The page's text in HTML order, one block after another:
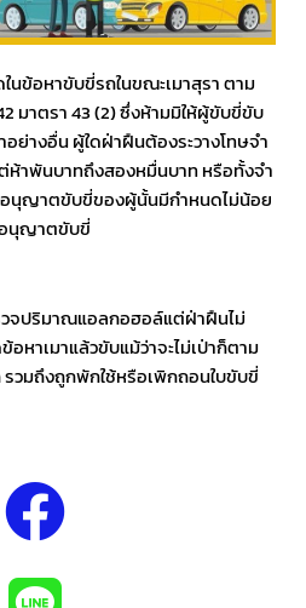
ข้อหาขับขี่รถในขณะเมาสุรา ตาม
มาตรา 43 (2) ซึ่งห้ามมิให้ผู้ขับขี่ขับ
ย่างอื่น ผู้ใดฝ่าฝืนต้องระวางโทษจำ
ห้าพันบาทถึงสองหมื่นบาท หรือทั้งจำ
อนุญาตขับขี่ของผู้นั้นมีกำหนดไม่น้อย
อนุญาตขับขี่
จปริมาณแอลกอฮอล์แต่ฝ่าฝืนไม่
อหาเมาแล้วขับแม้ว่าจะไม่เป่าก็ตาม
วมถึงถูกพักใช้หรือเพิกถอนใบขับขี่